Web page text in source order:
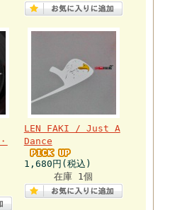
LEN FAKI / Just A
Dance
1,680円(税込)
在庫 1個